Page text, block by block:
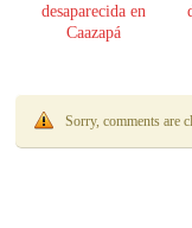
desaparecida en
Caazapá
Sorry, comments are